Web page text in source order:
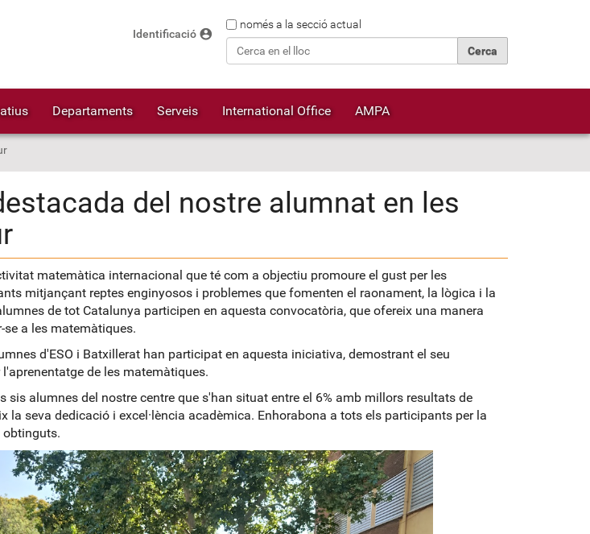
Cercanomés a la secció actual
Identificació account_circle
Departaments Serveis International Office AMPA
del nostre alumnat en les
matemàtica internacional que té com a objectiu promoure el gust per les
mitjançant reptes enginyosos i problemes que fomenten el raonament, la lògica i la
de tot Catalunya participen en aquesta convocatòria, que ofereix una manera
a les matemàtiques.
d'ESO i Batxillerat han participat en aquesta iniciativa, demostrant el seu
de les matemàtiques.
sis alumnes del nostre centre que s'han situat entre el 6% amb millors resultats de
la seva dedicació i excel·lència acadèmica. Enhorabona a tots els participants per la